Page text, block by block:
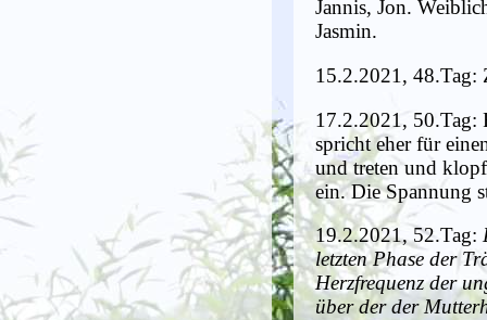
Jannis, Jon.
Jasmin.
15.2.2021, 48.Tag:
17.2.2021, 50.Tag:
spricht eher für
und treten und
ein. Die Spannung
19.2.2021, 52.Tag:
letzten Phase der
Herzfrequenz der
über der der